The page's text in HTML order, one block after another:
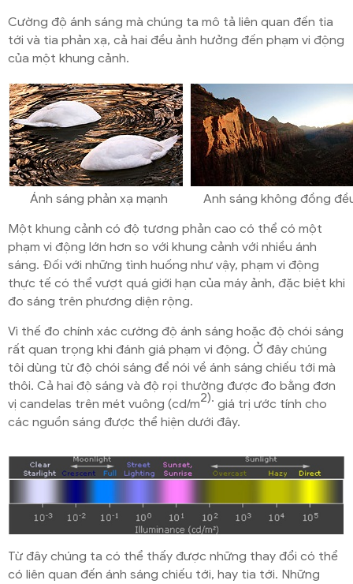
Cường độ ánh sáng mà chúng ta mô tả liên quan đến tia
tới và tia phản xạ, cả hai đều ảnh hưởng đến phạm vi động
của một khung cảnh.
Ánh sáng phản xạ mạnh
Anh sáng không đồng
Một khung cảnh có độ tương phản cao có thể có một
phạm vi động lớn hơn so với khung cảnh với nhiều ánh
sáng. Đối với những tình huống như vậy, phạm vi động
thực tế có thể vượt quá giới hạn của máy ảnh, đặc biệt khi
đo sáng trên phương diện rộng.
Vì thế đo chính xác cường độ ánh sáng hoặc độ chói sáng
rất quan trọng khi đánh giá phạm vi động. Ở đây chúng
tôi dùng từ độ chói sáng để nói về ánh sáng chiếu tới mà
thôi. Cả hai độ sáng và độ rọi thường được đo bằng đơn
vị candelas trên mét vuông (cd/m2). giá trị ước tính cho
các nguồn sáng được thể hiện dưới đây.
Từ đây chúng ta có thể thấy được những thay đổi có thể
có liên quan đến ánh sáng chiếu tới, hay tia tới. Những